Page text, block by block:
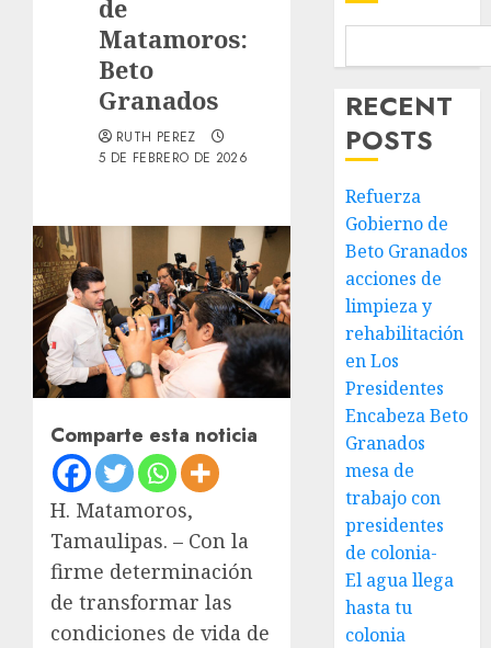
de
Matamoros:
Beto
Granados
RUTH PEREZ
5 DE FEBRERO DE 2026
Comparte esta noticia
H. Matamoros,
Tamaulipas. – Con la
firme determinación
de transformar las
condiciones de vida de
RECENT
POSTS
Refuerza
Gobierno de
Beto Granados
acciones de
limpieza y
rehabilitación
en Los
Presidentes
Encabeza Beto
Granados
mesa de
trabajo con
presidentes
de colonia-
El agua llega
hasta tu
colonia